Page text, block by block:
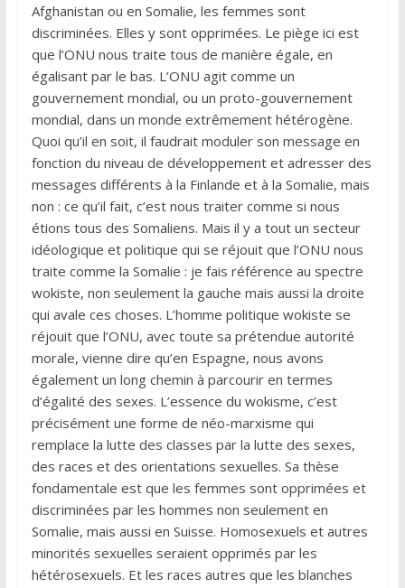
Afghanistan ou en Somalie, les femmes sont
discriminées. Elles y sont opprimées. Le piège ici est
que l’ONU nous traite tous de manière égale, en
égalisant par le bas. L’ONU agit comme un
gouvernement mondial, ou un proto-gouvernement
mondial, dans un monde extrêmement hétérogène.
Quoi qu’il en soit, il faudrait moduler son message en
fonction du niveau de développement et adresser des
messages différents à la Finlande et à la Somalie, mais
non : ce qu’il fait, c’est nous traiter comme si nous
étions tous des Somaliens. Mais il y a tout un secteur
idéologique et politique qui se réjouit que l’ONU nous
traite comme la Somalie : je fais référence au spectre
wokiste, non seulement la gauche mais aussi la droite
qui avale ces choses. L’homme politique wokiste se
réjouit que l’ONU, avec toute sa prétendue autorité
morale, vienne dire qu’en Espagne, nous avons
également un long chemin à parcourir en termes
d’égalité des sexes. L’essence du wokisme, c’est
précisément une forme de néo-marxisme qui
remplace la lutte des classes par la lutte des sexes,
des races et des orientations sexuelles. Sa thèse
fondamentale est que les femmes sont opprimées et
discriminées par les hommes non seulement en
Somalie, mais aussi en Suisse. Homosexuels et autres
minorités sexuelles seraient opprimés par les
hétérosexuels. Et les races autres que les blanches